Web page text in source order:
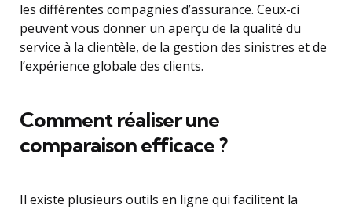
les différentes compagnies d’assurance. Ceux-ci
peuvent vous donner un aperçu de la qualité du
service à la clientèle, de la gestion des sinistres et de
l’expérience globale des clients.
Comment réaliser une
comparaison efficace ?
Il existe plusieurs outils en ligne qui facilitent la